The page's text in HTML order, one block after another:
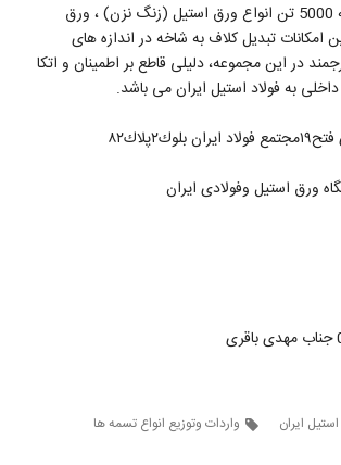
واردات و تولید سالیانه 5000 تن انواع ورق استیل (زنگ نزن) ، ورق
امکانات تبدیل کلاف به شاخه در اندازه های
در این مجموعه، دلیلی قاطع بر اطمینان و اتکا
به فولاد استیل ایران می باشد.
آدرس:كيلومتر٤روبروى فتح١٩مجتمع فولاد ايران بلوك٢پلاك٨٢
ورق استيل وفولادى ايران
ایران
واردات وتوزيع انواع تسمه ها